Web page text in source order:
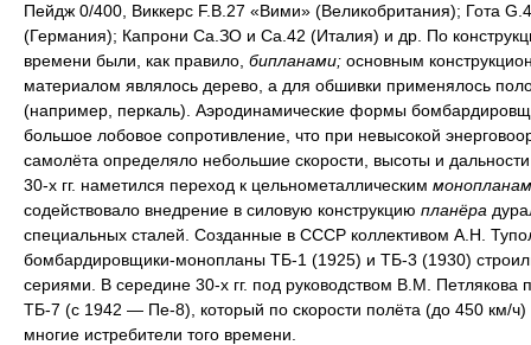
Пейдж 0/400, Виккерс F.B.27 «Вими» (Великобритания); Гота
(Германия); Капрони Са.ЗО и Са.42 (Италия) и др. По
времени были, как правило, бипланами; основным
материалом являлось дерево, а для обшивки применялось
(например, перкаль). Аэродинамические формы
большое лобовое сопротивление, что при невысокой
самолёта определяло небольшие скорости, высоты и
30-х гг. наметился переход к цельнометаллическим
содействовало внедрение в силовую конструкцию планёра
специальных сталей. Созданные в СССР коллективом А.Н.
бомбардировщики-монопланы ТБ-1 (1925) и ТБ-3 (1930)
сериями. В середине 30-х гг. под руководством В.М. Петлякова
ТБ-7 (с 1942 — Пе-8), который по скорости полёта (до 450 км/ч)
многие истребители того времени.